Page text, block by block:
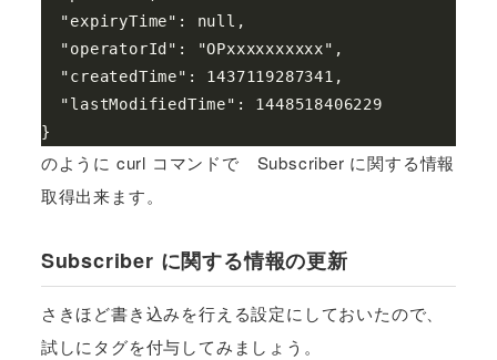
のように curl コマンドで Subscriber に関する情報
取得出来ます。
Subscriber に関する情報の更新
さきほど書き込みを行える設定にしておいたので、
試しにタグを付与してみましょう。